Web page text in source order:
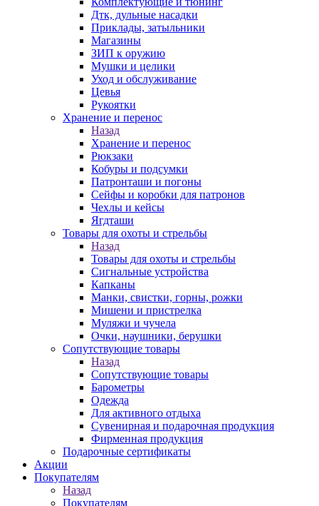
Дтк, дульные насадки
Приклады, затыльники
Магазины
ЗИП к оружию
Мушки и целики
Уход и обслуживание
Цевья
Рукоятки
Хранение и перенос
Назад
Хранение и перенос
Рюкзаки
Кобуры и подсумки
Патронташи и погоны
Сейфы и коробки для патронов
Чехлы и кейсы
Ягдташи
Товары для охоты и стрельбы
Назад
Товары для охоты и стрельбы
Сигнальные устройства
Капканы
Манки, свистки, горны, рожки
Мишени и пристрелка
Муляжи и чучела
Очки, наушники, берушки
Сопутствующие товары
Назад
Сопутствующие товары
Барометры
Одежда
Для активного отдыха
Сувенирная и подарочная продукция
Фирменная продукция
Подарочные сертификаты
Акции
Покупателям
Назад
Покупателям